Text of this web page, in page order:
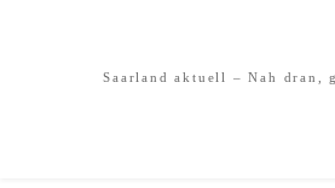
Saarland aktuell – Nah dran,